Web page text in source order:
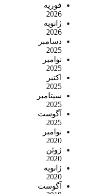
فوریه
2026
ژانویه
2026
دسامبر
2025
نوامبر
2025
اکتبر
2025
سپتامبر
2025
آگوست
2025
نوامبر
2020
ژوئن
2020
ژانویه
2020
آگوست